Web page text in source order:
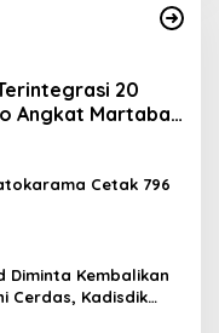
20
Angkat Martabat
Cetak 796
Diminta Kembalikan
Cerdas, Kadisdik
Beasiswa